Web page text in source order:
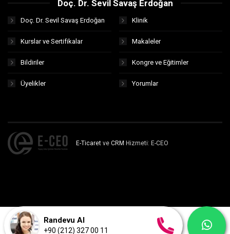
Doç. Dr. Sevil Savaş Erdoğan
Doç. Dr. Sevil Savaş Erdoğan Klinik
Kurslar ve Sertifikalar Makaleler
Bildiriler Kongre ve Eğitimler
Üyelikler Yorumlar
E-Ticaret ve CRM Hizmeti: E-CEO
Randevu Al
+90 (212) 327 00 11